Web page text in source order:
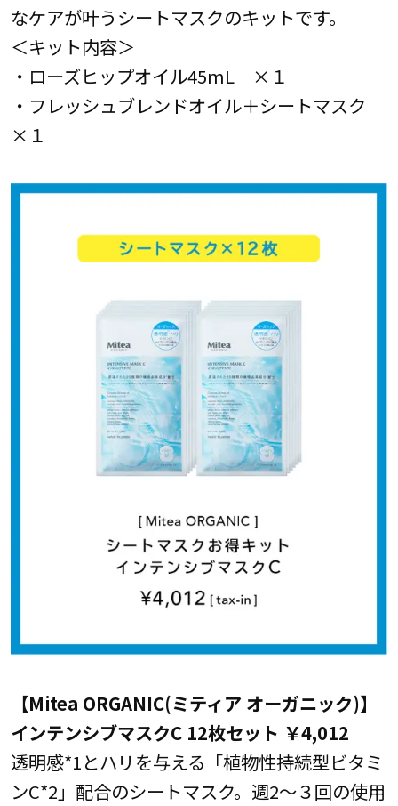
なケアが叶うシートマスクのキットです。
＜キット内容＞
・ローズヒップオイル45mL ×１
・フレッシュブレンドオイル＋シートマスク
×１
【Mitea ORGANIC(ミティア オーガニック)】
インテンシブマスクC 12枚セット ￥4,012
透明感*1とハリを与える「植物性持続型ビタミ
ンC*2」配合のシートマスク。週2～３回の使用